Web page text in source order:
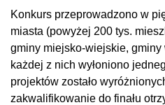
Konkurs przeprowadzono w
miasta (powyżej 200 tys.
gminy miejsko-wiejskie,
każdej z nich wyłoniono
projektów zostało
zakwalifikowanie do finału